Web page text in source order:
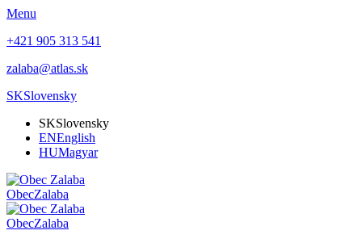
Menu
+421 905 313 541
zalaba@atlas.sk
SKSlovensky
SKSlovensky
ENEnglish
HUMagyar
ObecZalaba
ObecZalaba